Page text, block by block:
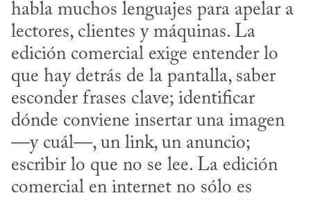
habla muchos lenguajes para apelar a
lectores, clientes y máquinas. La
edición comercial exige entender lo
que hay detrás de la pantalla, saber
esconder frases clave; identificar
dónde conviene insertar una imagen
—y cuál—, un link, un anuncio;
escribir lo que no se lee. La edición
comercial en internet no sólo es